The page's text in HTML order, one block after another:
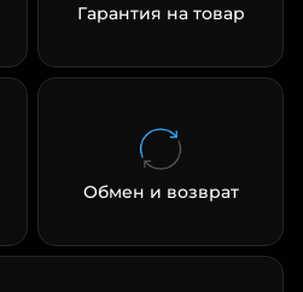
Гарантия на товар
Обмен и возврат